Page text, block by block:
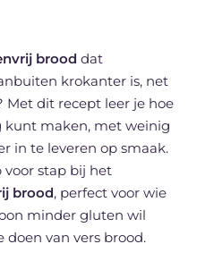
brood dat
krokanter is, net
Met dit recept leer je hoe
kunt maken, met weinig
in te leveren op smaak.
voor stap bij het
brood, perfect voor wie
minder gluten wil
van vers brood.